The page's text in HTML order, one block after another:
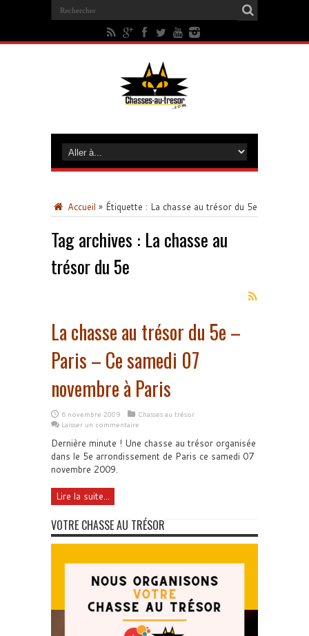
Accueil » Étiquette : La chasse au trésor du 5e
Tag archives : La chasse au
trésor du 5e
La chasse au trésor du 5e –
Paris – Ce samedi 07
novembre à Paris
6 novembre 2009
Chasses au trésor
Laisser un commentaire
Dernière minute ! Une chasse au trésor organisée
dans le 5e arrondissement de Paris ce samedi 07
novembre 2009.
Lire la suite...
VOTRE CHASSE AU TRÉSOR